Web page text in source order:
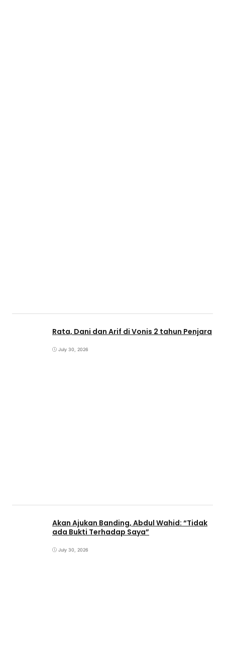
Rata, Dani dan Arif di Vonis 2 tahun Penjara
July 30, 2026
Akan Ajukan Banding, Abdul Wahid: “Tidak
ada Bukti Terhadap Saya”
July 30, 2026